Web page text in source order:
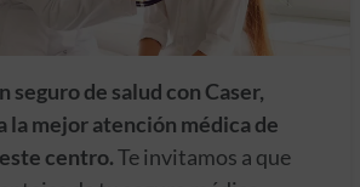
seguro de salud con Caser,
la mejor atención médica de
centro.Te invitamos a que